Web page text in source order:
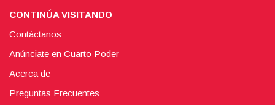
CONTINÚA VISITANDO
Contáctanos
Anúnciate en Cuarto Poder
Acerca de
Preguntas Frecuentes